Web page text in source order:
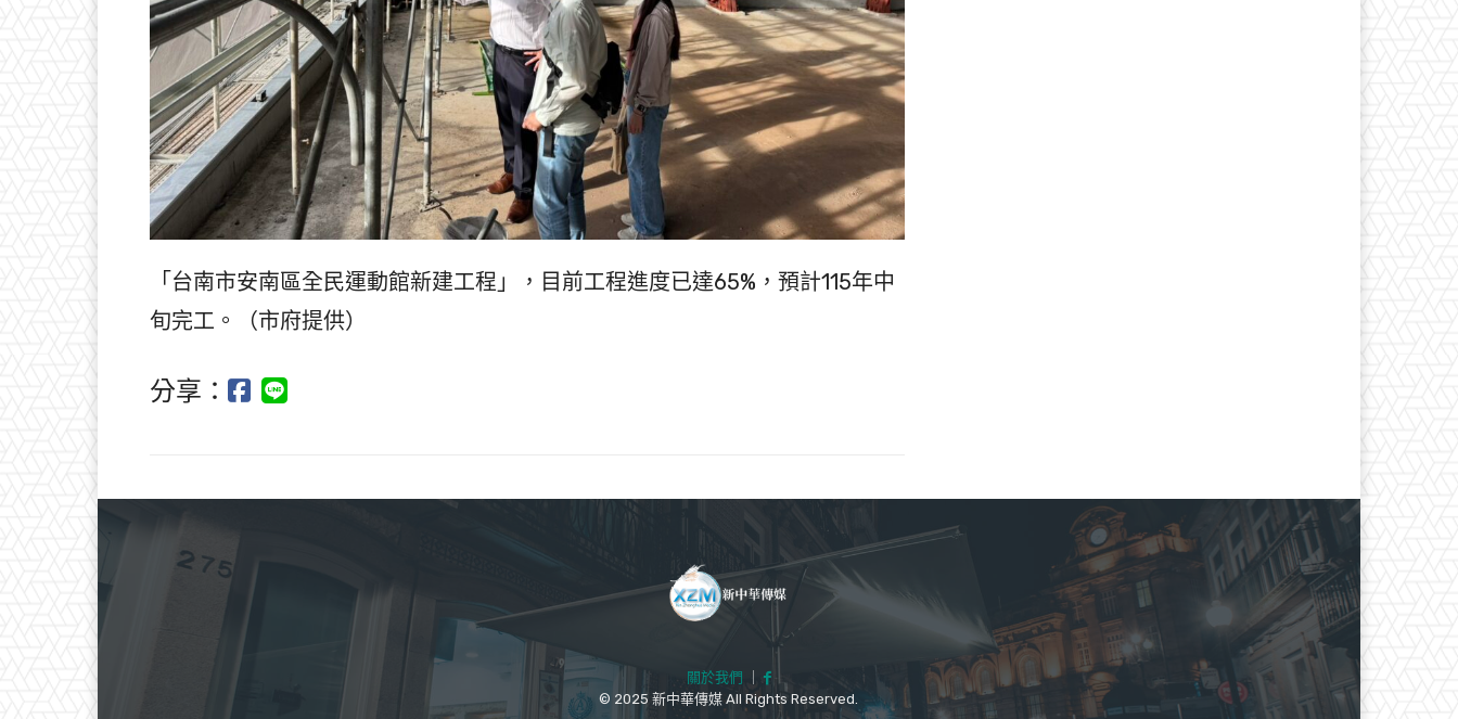
「台南市安南區全民運動館新建工程」，目前工程進度已達65%，預計115年中
旬完工。（市府提供）
分享：
關於我們
© 2025 新中華傳媒 All Rights Reserved.